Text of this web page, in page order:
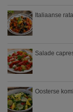
Italiaanse
Salade
Oosterse